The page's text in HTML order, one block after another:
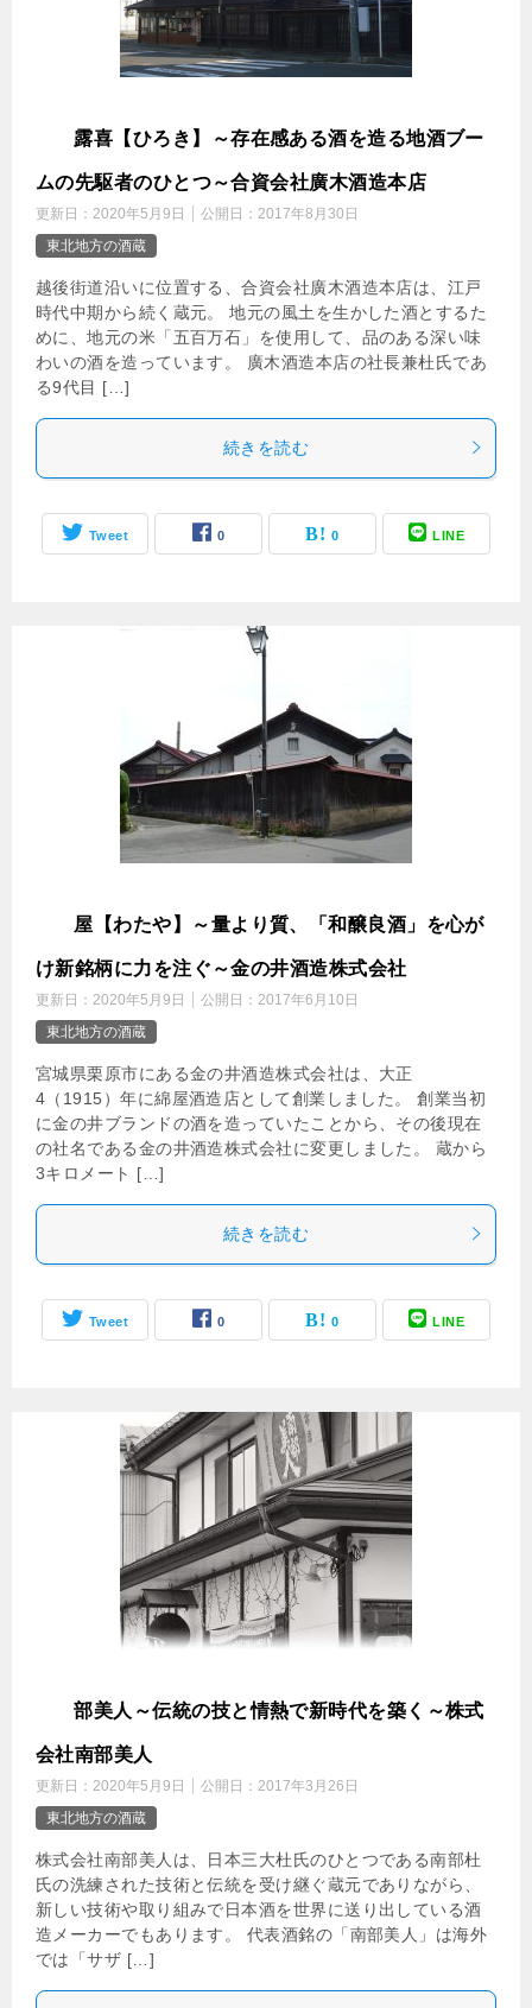
露喜【ひろき】～存在感ある酒を造る地酒ブー
ムの先駆者のひとつ～合資会社廣木酒造本店
更新日： 2020年5月9日 公開日： 2017年8月30日
東北地方の酒蔵
越後街道沿いに位置する、合資会社廣木酒造本店は、江戸
時代中期から続く蔵元。 地元の風土を生かした酒とするた
めに、地元の米「五百万石」を使用して、品のある深い味
わいの酒を造っています。 廣木酒造本店の社長兼杜氏であ
る9代目 […]
続きを読む
Tweet 0 0 LINE
屋【わたや】～量より質、「和醸良酒」を心が
け新銘柄に力を注ぐ～金の井酒造株式会社
更新日： 2020年5月9日 公開日： 2017年6月10日
東北地方の酒蔵
宮城県栗原市にある金の井酒造株式会社は、大正
4（1915）年に綿屋酒造店として創業しました。 創業当初
に金の井ブランドの酒を造っていたことから、その後現在
の社名である金の井酒造株式会社に変更しました。 蔵から
3キロメート […]
続きを読む
Tweet 0 0 LINE
南部美人～伝統の技と情熱で新時代を築く～株式
会社南部美人
更新日： 2020年5月9日 公開日： 2017年3月26日
東北地方の酒蔵
株式会社南部美人は、日本三大杜氏のひとつである南部杜
氏の洗練された技術と伝統を受け継ぐ蔵元でありながら、
新しい技術や取り組みで日本酒を世界に送り出している酒
造メーカーでもあります。 代表酒銘の「南部美人」は海外
では「サザ […]